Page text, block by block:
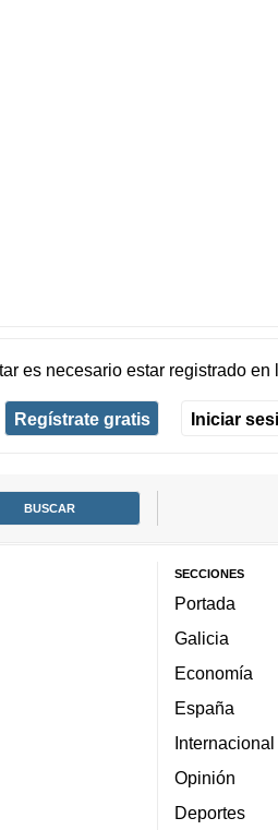
es necesario estar registradoen
Regístrate gratis Iniciar
SECCIONES
Portada
Galicia
Economía
España
Internacional
Opinión
Deportes